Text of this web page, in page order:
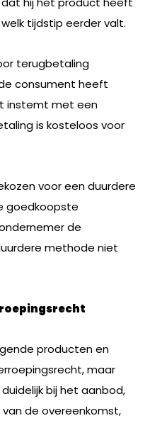
tijdstip eerder valt.
terugbetaling
consument heeft
instemt met een
is kosteloos voor
voor een duurdere
goedkoopste
de
methode niet
producten en
maar
bij het aanbod,
de overeenkomst,